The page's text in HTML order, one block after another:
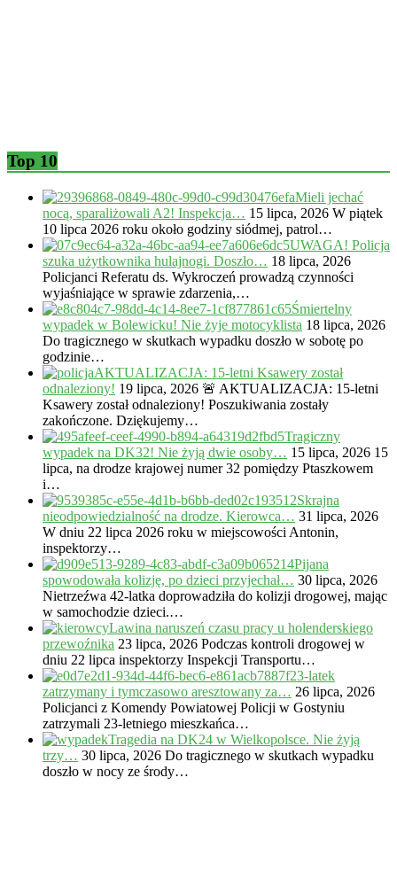
Top 10
Mieli jechać
nocą, sparaliżowali A2! Inspekcja… 15 lipca, 2026 W piątek
10 lipca 2026 roku około godziny siódmej, patrol…
UWAGA! Policja
szuka użytkownika hulajnogi. Doszło… 18 lipca, 2026
Policjanci Referatu ds. Wykroczeń prowadzą czynności
wyjaśniające w sprawie zdarzenia,…
Śmiertelny
wypadek w Bolewicku! Nie żyje motocyklista 18 lipca, 2026
Do tragicznego w skutkach wypadku doszło w sobotę po
godzinie…
AKTUALIZACJA: 15-letni Ksawery został
odnaleziony! 19 lipca, 2026 🚨 AKTUALIZACJA: 15-letni
Ksawery został odnaleziony! Poszukiwania zostały
zakończone. Dziękujemy…
Tragiczny
wypadek na DK32! Nie żyją dwie osoby… 15 lipca, 2026 15
lipca, na drodze krajowej numer 32 pomiędzy Ptaszkowem
i…
Skrajna
nieodpowiedzialność na drodze. Kierowca… 31 lipca, 2026
W dniu 22 lipca 2026 roku w miejscowości Antonin,
inspektorzy…
Pijana
spowodowała kolizję, po dzieci przyjechał… 30 lipca, 2026
Nietrzeźwa 42-latka doprowadziła do kolizji drogowej, mając
w samochodzie dzieci.…
Lawina naruszeń czasu pracy u holenderskiego
przewoźnika 23 lipca, 2026 Podczas kontroli drogowej w
dniu 22 lipca inspektorzy Inspekcji Transportu…
23-latek
zatrzymany i tymczasowo aresztowany za… 26 lipca, 2026
Policjanci z Komendy Powiatowej Policji w Gostyniu
zatrzymali 23-letniego mieszkańca…
Tragedia na DK24 w Wielkopolsce. Nie żyją
trzy… 30 lipca, 2026 Do tragicznego w skutkach wypadku
doszło w nocy ze środy…